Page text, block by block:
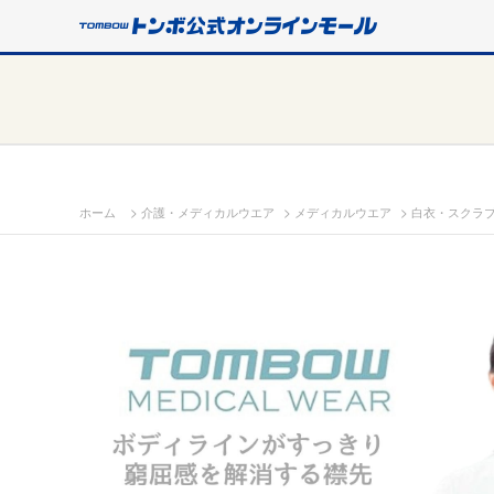
ホーム > 介護・メディカルウエア > メディカルウエア > 白衣・スクラ